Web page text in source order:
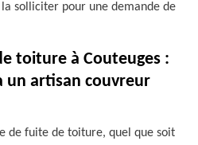
solliciter pour une demande de
toiture à Couteuges :
un artisan couvreur
de fuite de toiture, quel que soit